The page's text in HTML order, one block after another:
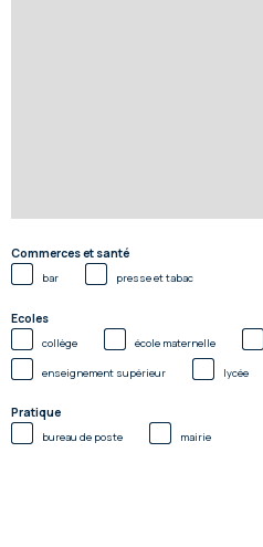
Commerces et santé
bar presse et tabac
Ecoles
collège école maternelle
enseignement supérieur lycée
Pratique
bureau de poste mairie